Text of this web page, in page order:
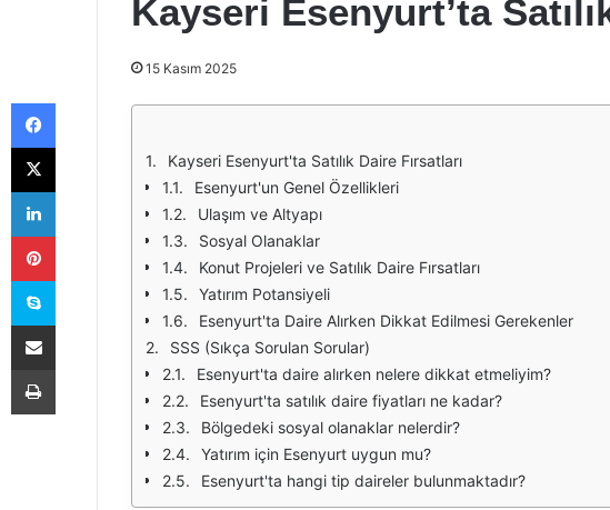
Kayseri Esenyurt’ta
15 Kasım 2025
Kayseri Esenyurt'ta Satılık Daire Fırsatları
Esenyurt'un Genel Özellikleri
Ulaşım ve Altyapı
Sosyal Olanaklar
Konut Projeleri ve Satılık Daire Fırsatları
Yatırım Potansiyeli
Esenyurt'ta Daire Alırken Dikkat Edilmesi Gerekenler
SSS (Sıkça Sorulan Sorular)
Esenyurt'ta daire alırken nelere dikkat etmeliyim?
Esenyurt'ta satılık daire fiyatları ne kadar?
Bölgedeki sosyal olanaklar nelerdir?
Yatırım için Esenyurt uygun mu?
Esenyurt'ta hangi tip daireler bulunmaktadır?
Facebook
X
LinkedIn
Pinterest
Skype
E-Posta ile paylaş